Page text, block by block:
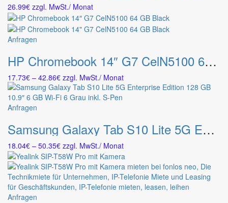
werden
26.99€ zzgl. MwSt./ Monat
Anfragen
weist
mehrere
Varianten
auf.
Die
auf
Produktseite
gewählt
werden
HP Chromebook 14″ G7 CelN5100 64 GB Black
17.73€ – 42.86€Preisspanne:
17.73€
bis
zzgl. MwSt./ Monat
Anfragen
weist
mehrere
Varianten
auf.
Die
Optionen
können
Samsung Galaxy Tab S10 Lite 5G Enterprise Edition 128 GB 10.9″ 6 GB Wi-Fi 6 Grau inkl. S-Pen
18.04€ – 50.35€Preisspanne:
18.04€
bis
50.35€
zzgl. MwSt./ Monat
Anfragen